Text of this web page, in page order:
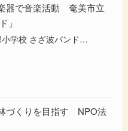
器で音楽活動 奄美市立
」
学校 さざ波バンド…
づくりを目指す NPO法